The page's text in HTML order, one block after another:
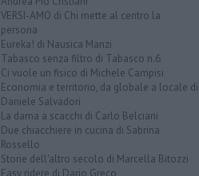
VERSI-AMO di Chi mette al centro la
persona
Eureka! di Nausica Manzi
Tabasco senza filtro di Tabasco n.6
Ci vuole un fisico di Michele Campisi
Economia e territorio, da globale a locale di
Daniele Salvadori
La dama a scacchi di Carlo Belciani
Due chiacchiere in cucina di Sabrina
Rossello
Storie dell'altro secolo di Marcella Bitozzi
Easy ridere di Dario Greco